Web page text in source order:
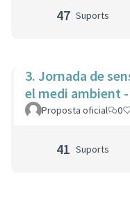
47 Suports
3. Jornada de
el medi ambient -
Proposta oficial 0
41 Suports